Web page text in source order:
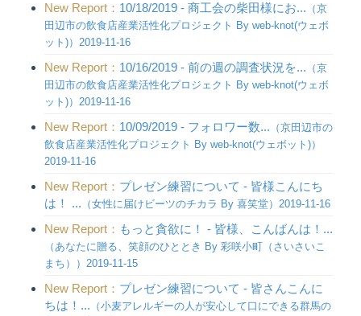
New Report： 10/18/2019 - 商工会の柴田様にお... （京
田辺市の飲食店産業活性化プロジェクト By web-knot(ウェボ
ット)）2019-11-16
New Report： 10/16/2019 - 前の週の調査状況を... （京
田辺市の飲食店産業活性化プロジェクト By web-knot(ウェボ
ット)）2019-11-16
New Report： 10/09/2019 - フォロワー数... （京田辺市の
飲食店産業活性化プロジェクト By web-knot(ウェボット)）
2019-11-16
New Report： プレゼン練習について - 皆様こんにち
は！ ... （女性に届けビーツのチカラ By 喜笑堂）2019-11-16
New Report： もっと貪欲に！ - 皆様、こんばんは！...
（あなたに贈る、笑顔のひととき By 彩咲小町（さいさいこ
まち））2019-11-15
New Report： プレゼン練習について - 皆さんこんに
ちは！... （小麦アレルギーの人が安心して口にできる群馬の